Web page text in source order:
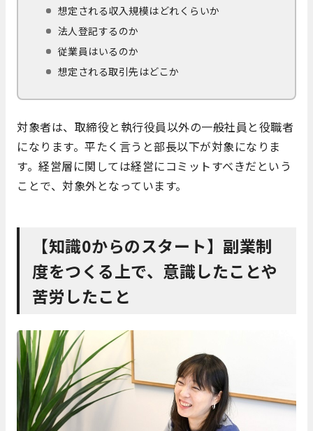
想定される収入規模はどれくらいか
法人登記するのか
従業員はいるのか
想定される取引先はどこか
対象者は、取締役と執行役員以外の一般社員と役職者
になります。平たく言うと部長以下が対象になりま
す。経営層に関しては経営にコミットすべきだという
ことで、対象外となっています。
【知識0からのスタート】副業制
度をつくる上で、意識したことや
苦労したこと